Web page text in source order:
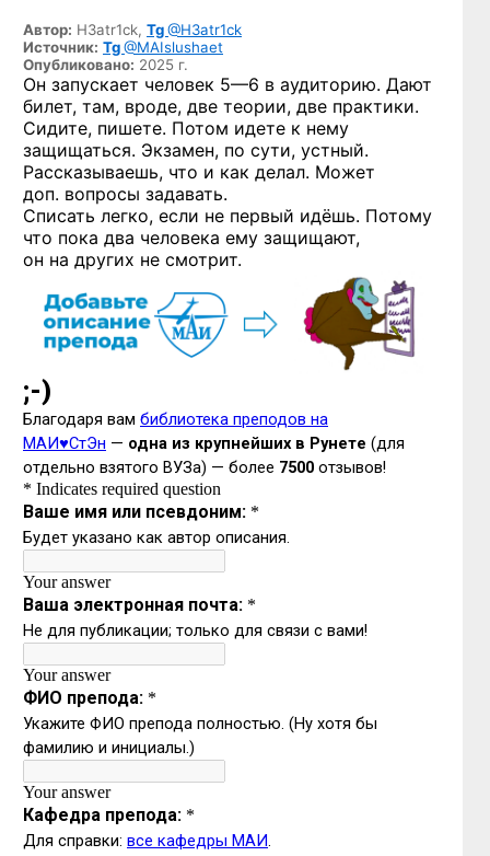
Автор: H3atr1ck, Tg@H3atr1ck
Источник: Tg@MAIslushaet
Опубликовано: 2025 г.
Он запускает человек 5—6 в аудиторию. Дают
билет, там, вроде, две теории, две практики.
Сидите, пишете. Потом идете к нему
защищаться. Экзамен, по сути, устный.
Рассказываешь, что и как делал. Может
доп. вопросы задавать.
Списать легко, если не первый идёшь. Потому
что пока два человека ему защищают,
он на других не смотрит.